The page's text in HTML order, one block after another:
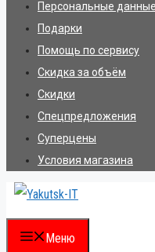
Персональные данные
Подарки
Помощь по сервису
Скидка за объём
Скидки
Спецпредложения
Суперцены
Условия магазина
Меню